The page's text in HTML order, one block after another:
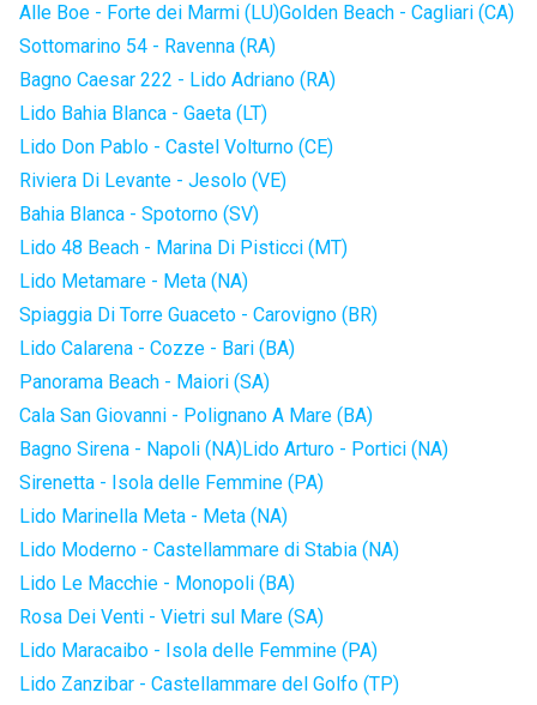
Alle Boe - Forte dei Marmi (LU)Golden Beach - Cagliari (CA)
Sottomarino 54 - Ravenna (RA)
Bagno Caesar 222 - Lido Adriano (RA)
Lido Bahia Blanca - Gaeta (LT)
Lido Don Pablo - Castel Volturno (CE)
Riviera Di Levante - Jesolo (VE)
Bahia Blanca - Spotorno (SV)
Lido 48 Beach - Marina Di Pisticci (MT)
Lido Metamare - Meta (NA)
Spiaggia Di Torre Guaceto - Carovigno (BR)
Lido Calarena - Cozze - Bari (BA)
Panorama Beach - Maiori (SA)
Cala San Giovanni - Polignano A Mare (BA)
Bagno Sirena - Napoli (NA)Lido Arturo - Portici (NA)
Sirenetta - Isola delle Femmine (PA)
Lido Marinella Meta - Meta (NA)
Lido Moderno - Castellammare di Stabia (NA)
Lido Le Macchie - Monopoli (BA)
Rosa Dei Venti - Vietri sul Mare (SA)
Lido Maracaibo - Isola delle Femmine (PA)
Lido Zanzibar - Castellammare del Golfo (TP)